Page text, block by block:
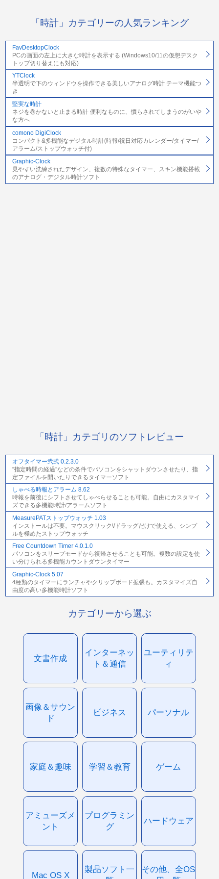
「時計」カテゴリーの人気ランキング
FavDesktopClock
PCの画面の左上に大きな時計を表示する (Windows10/11の仮想デスク
トップ切り替えにも対応)
YTClock
半透明で下のウィンドウを操作できる美しいアナログ時計 テーマ機能つ
き
堅実な時計
ネジを巻かないと止まる時計 便利なものに、慣らされてしまうのがいや
な方へ
comono DigiClock
コンパクト&多機能なデジタル時計(時報/祝日対応カレンダー/タイマー/
アラーム/ストップウォッチ付)
Graphic-Clock
見やすい洗練されたデザイン、複数の特殊なタイマー、スキン機能搭載
のアナログ・デジタル時計ソフト
「時計」カテゴリのソフトレビュー
オフタイマー弐式 0.2.3.0
“指定時間の経過”などの条件でパソコンをシャットダウンさせたり、指
定ファイルを開いたりできるタイマーソフト
しゃべる時報とアラーム 8.62
時報を前後にシフトさせてしゃべらせることも可能。自由にカスタマイ
ズできる多機能時計/アラームソフト
MeasurePATストップウォッチ 1.03
インストールは不要。マウスクリック\/ドラッグだけで使える、シンプ
ルを極めたストップウォッチ
Free Countdown Timer 4.0.1.0
パソコンをスリープモードから復帰させることも可能。複数の設定を使
い分けられる多機能カウントダウンタイマー
Graphic-Clock 5.07
4種類のタイマーにランチャやクリップボード拡張も。カスタマイズ自
由度の高い多機能時計ソフト
カテゴリーから選ぶ
文書作成
インターネッ
ト＆通信
ユーティリテ
ィ
画像＆サウン
ド
ビジネス パーソナル
家庭＆趣味 学習＆教育 ゲーム
アミューズメ
ント
プログラミン
グ
ハードウェア
Mac OS X
製品ソフト一
その他、全OS